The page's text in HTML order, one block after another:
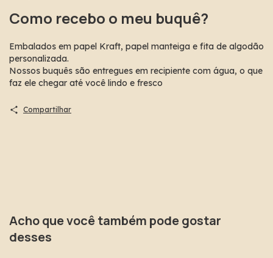
Como recebo o meu buquê?
Embalados em papel Kraft, papel manteiga e fita de algodão
personalizada.
Nossos buquês são entregues em recipiente com água, o que
faz ele chegar até você lindo e fresco
Compartilhar
Acho que você também pode gostar
desses